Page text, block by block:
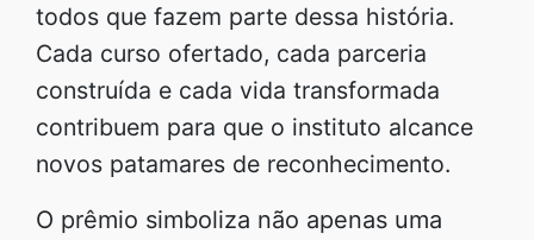
todos que fazem parte dessa história.
Cada curso ofertado, cada parceria
construída e cada vida transformada
contribuem para que o instituto alcance
novos patamares de reconhecimento.
O prêmio simboliza não apenas uma